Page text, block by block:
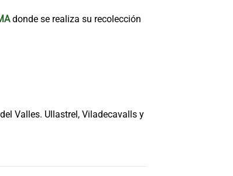
donde se realiza su recolección
Valles. Ullastrel, Viladecavalls y